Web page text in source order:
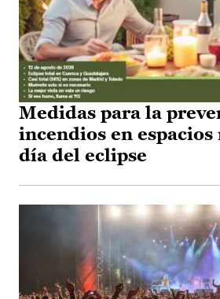
Medidas para la
incendios en
día del eclipse